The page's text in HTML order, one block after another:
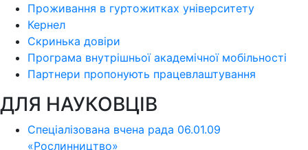
Проживання в гуртожитках університету
Кернел
Скринька довіри
Програма внутрішньої академічної мобільності
Партнери пропонують працевлаштування
ДЛЯ НАУКОВЦІВ
Спеціалізована вчена рада 06.01.09
«Рослинництво»